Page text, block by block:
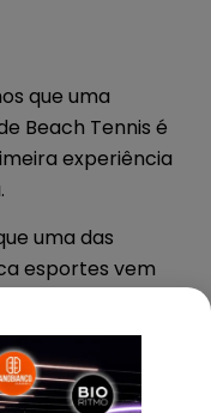
que uma
Beach Tennis é
experiência
uma das
esportes vem
cuida para